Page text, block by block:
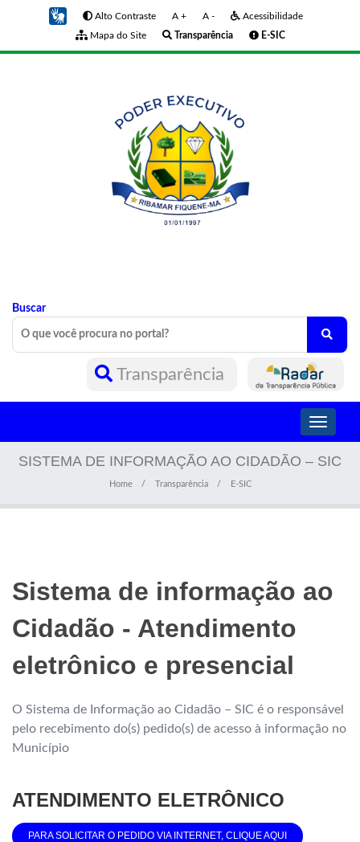
Alto Contraste A + A -
Acessibilidade
Mapa do Site
Transparência E-SIC
Buscar
Transparência
Toggle
SISTEMA DE INFORMAÇÃO AO CIDADÃO – SIC
Home Transparência E-SIC
Sistema de informação ao
Cidadão - Atendimento
eletrônico e presencial
O Sistema de Informação ao Cidadão – SIC é o responsável
pelo recebimento do(s) pedido(s) de acesso à informação no
Município
ATENDIMENTO ELETRÔNICO
PARA SOLICITAR O PEDIDO VIA INTERNET, CLIQUE AQUI